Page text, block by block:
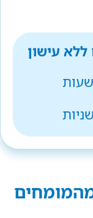
עישון
שעות
שניות